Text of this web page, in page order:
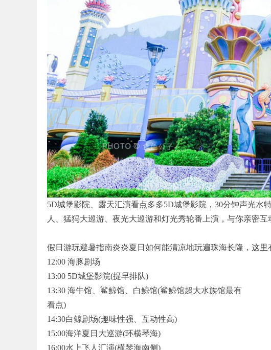
5D城堡影院、露天汇演看点多多5D城堡影院，30分钟声光
人、猛犸大巡游、夜光大巡游和灯光秀轮番上演，与你亲密互
假日游玩避暑指南炎炎夏日如何能清凉地玩遍珠海长隆，这里
12:00 海豚剧场
13:00 5D城堡影院(提早排队)
13:30 海牛馆、鲨鲸馆、白鲸馆(鲨鲸馆超大水族馆最有
看点)
14:30白鲸剧场(趣味性强、互动性高)
15:00海洋夏日大巡游(环横琴海)
16:00水上飞人汇演(横琴海南侧)